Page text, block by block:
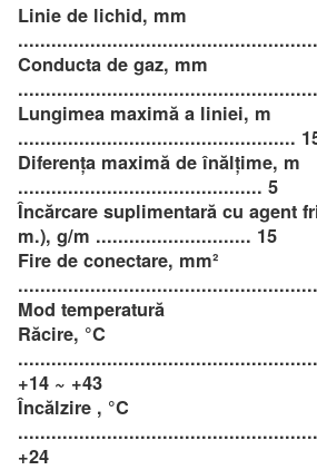
Linie de lichid, mm
Conducta de gaz, mm
Lungimea maximă a liniei, m
..................................................
Diferența maximă de înălțime, m
............................................ 5
Încărcare suplimentară cu agent
m.), g/m ............................ 15
Fire de conectare, mm²
Mod temperatură
Răcire, °C
+14 ~ +43
Încălzire , °C
+24